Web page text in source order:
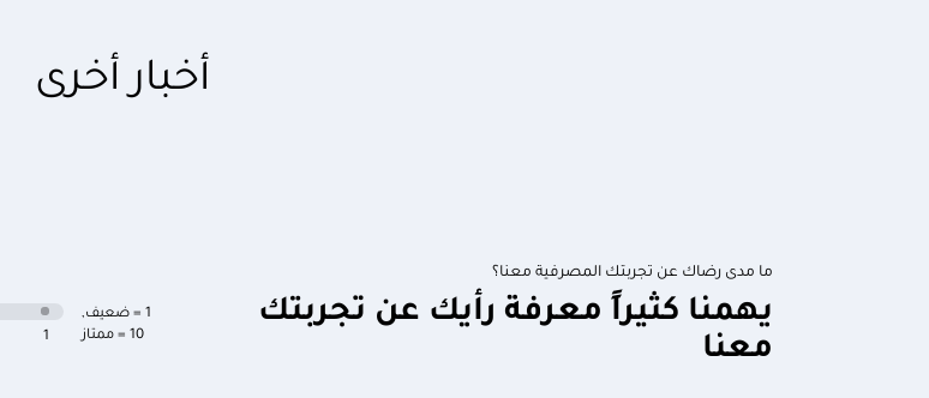
أخبار أخرى
ما مدى رضاك عن تجربتك المصرفية معنا؟
يهمنا كثيراً معرفة رأيك عن تجربتك
معنا
1 = ضعيف
,
10 = ممتاز
1